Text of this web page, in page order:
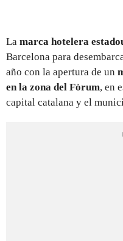
La marca hotelera
Barcelona para
año con la apertura de un
en la zona del Fòrum, en
capital catalana y el